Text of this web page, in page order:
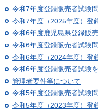
令和7年度登録販売者試験
令和7年度（2025年度）登
令和6年度鹿児島県登録販
令和6年度登録販売者試験
令和6年度（2024年度）登
令和6年度登録販売者試験
管理者要件等について
令和5年度登録販売者試験
令和5年度（2023年度）登